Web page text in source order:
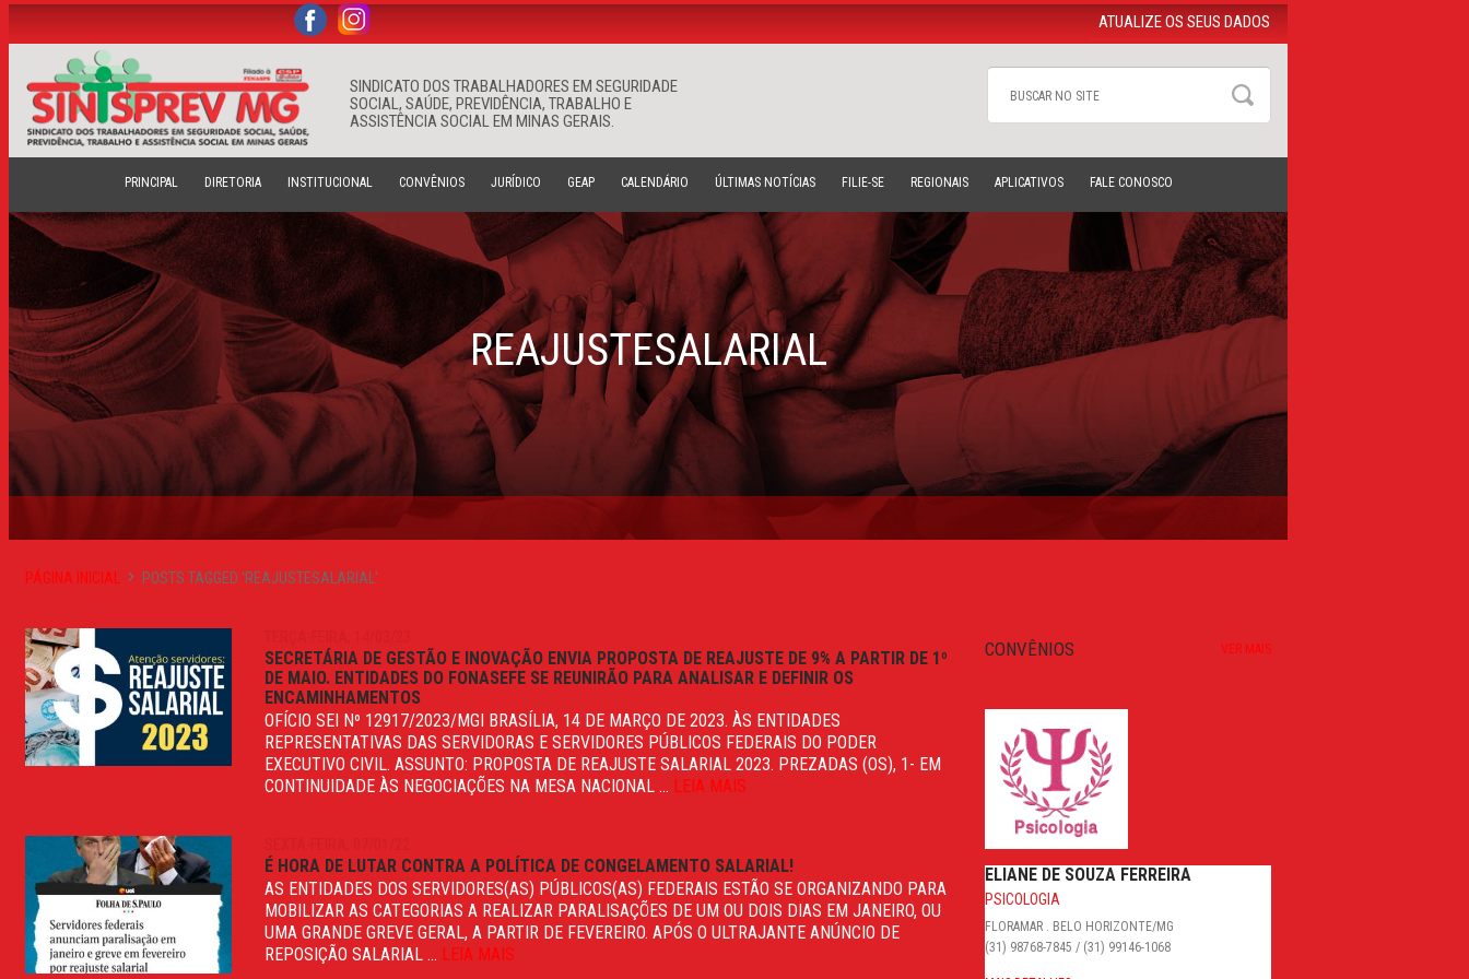
SINDICATO DOS TRABALHADORES EM SEGURIDADE
SOCIAL, SAÚDE, PREVIDÊNCIA, TRABALHO E
ASSISTÊNCIA SOCIAL EM MINAS GERAIS.
. .
ATUALIZE OS SEUS DADOS
PRINCIPAL DIRETORIA INSTITUCIONAL CONVÊNIOS JURÍDICO GEAP CALENDÁRIO ÚLTIMAS NOTÍCIAS FILIE-SE REGIONAIS APLICATIVOS FALE CONOSCO
REAJUSTESALARIAL
PÁGINA INICIAL POSTS TAGGED 'REAJUSTESALARIAL'
SECRETÁRIA DE GESTÃO E INOVAÇÃO ENVIA PROPOSTA DE REAJUSTE DE 9% A PARTIR DE 1º
DE MAIO. ENTIDADES DO FONASEFE SE REUNIRÃO PARA ANALISAR E DEFINIR OS
ENCAMINHAMENTOS
OFÍCIO SEI Nº 12917/2023/MGI BRASÍLIA, 14 DE MARÇO DE 2023. ÀS ENTIDADES
REPRESENTATIVAS DAS SERVIDORAS E SERVIDORES PÚBLICOS FEDERAIS DO PODER
EXECUTIVO CIVIL. ASSUNTO: PROPOSTA DE REAJUSTE SALARIAL 2023. PREZADAS (OS), 1- EM
CONTINUIDADE ÀS NEGOCIAÇÕES NA MESA NACIONAL ... LEIA MAIS
É HORA DE LUTAR CONTRA A POLÍTICA DE CONGELAMENTO SALARIAL!
AS ENTIDADES DOS SERVIDORES(AS) PÚBLICOS(AS) FEDERAIS ESTÃO SE ORGANIZANDO PARA
MOBILIZAR AS CATEGORIAS A REALIZAR PARALISAÇÕES DE UM OU DOIS DIAS EM JANEIRO, OU
UMA GRANDE GREVE GERAL, A PARTIR DE FEVEREIRO. APÓS O ULTRAJANTE ANÚNCIO DE
REPOSIÇÃO SALARIAL ... LEIA MAIS
CONVÊNIOS VER MAIS
ELIANE DE SOUZA FERREIRA
PSICOLOGIA
FLORAMAR . BELO HORIZONTE/MG
(31) 98768-7845 / (31) 99146-1068